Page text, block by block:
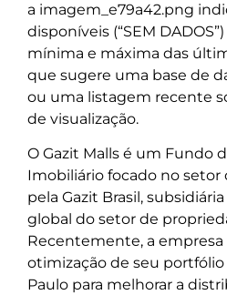
a imagem_e79a42.png
disponíveis (“SEM
mínima e máxima das
que sugere uma base de
ou uma listagem recente
de visualização.
O Gazit Malls é um Fundo
Imobiliário focado no
pela Gazit Brasil,
global do setor de
Recentemente, a
otimização de seu
Paulo para melhorar a